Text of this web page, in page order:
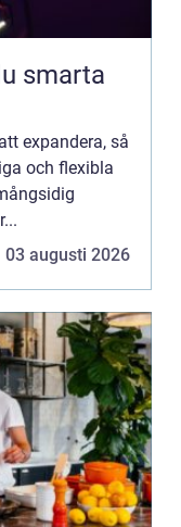
expandera, så
och flexibla
03 augusti 2026